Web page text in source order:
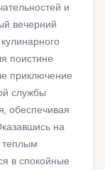
и
вечерний
поистине
приключение
службы
обеспечивая
на
теплым
в спокойные